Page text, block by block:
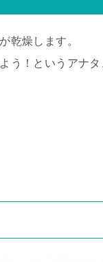
乾燥します。
う！というアナ